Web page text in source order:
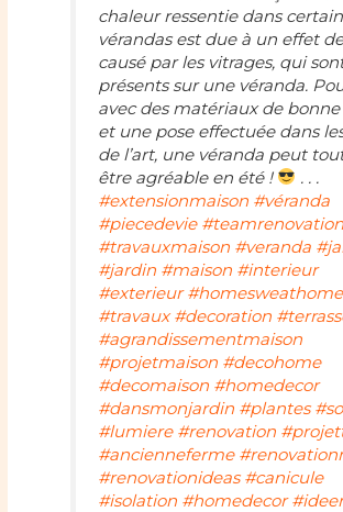
chaleur ressentie dans
vérandas est due à un effet
causé par les vitrages, qui
présents sur une véranda.
avec des matériaux de
et une pose effectuée dans
de l’art, une véranda peut
être agréable en été !
. . .
#extensionmaison #véranda
#piecedevie #teamrenovation
#travauxmaison #veranda
#jardin #maison #interieur
#exterieur #homesweathome
#travaux #decoration
#agrandissementmaison
#projetmaison #decohome
#decomaison #homedecor
#dansmonjardin #plantes
#lumiere #renovation
#ancienneferme
#renovationideas #canicule
#isolation #homedecor